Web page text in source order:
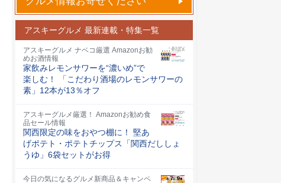
アスキーグルメ 最新連載・特集一覧
アスキーグルメ ナベコ厳選 Amazonお勧
めお酒情報
家飲みレモンサワーを“濃いめ”で
楽しむ！ 「こだわり酒場のレモンサワーの
素」12本が13％オフ
アスキーグルメ厳選！ Amazonお勧め食
品セール情報
関西限定の味をおやつ棚に！ 堅あ
げポテト・ポテトチップス「関西だししょ
うゆ」6袋セットがお得
今日の気になるグルメ新商品＆キャンペ